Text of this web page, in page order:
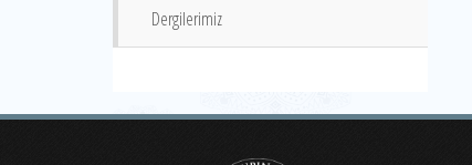
Dergilerimiz